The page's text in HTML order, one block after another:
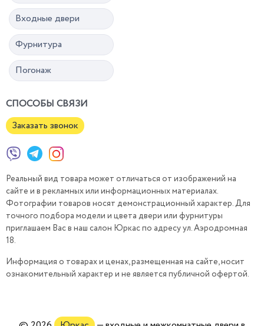
Входные двери
Фурнитура
Погонаж
СПОСОБЫ СВЯЗИ
Заказать звонок
Реальный вид товара может отличаться от изображений на
сайте и в рекламных или информационных материалах.
Фотографии товаров носят демонстрационный характер. Для
точного подбора модели и цвета двери или фурнитуры
приглашаем Вас в наш салон Юркас по адресу ул. Аэродромная
18.
Информация о товарах и ценах, размещенная на сайте, носит
ознакомительный характер и не является публичной офертой.